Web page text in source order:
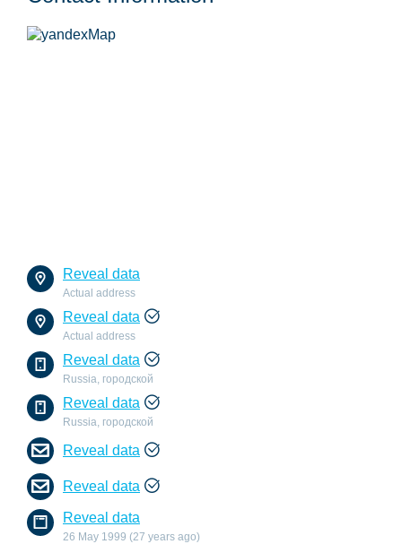
Reveal data
Actual address
Reveal data
Actual address
Reveal data
Russia, городской
Reveal data
Russia, городской
Reveal data
Reveal data
Reveal data
26 May 1999 (27 years ago)